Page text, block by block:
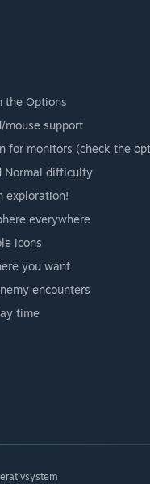
the Options
mouse support
for monitors (check the
Normal difficulty
exploration!
everywhere
icons
you want
encounters
time